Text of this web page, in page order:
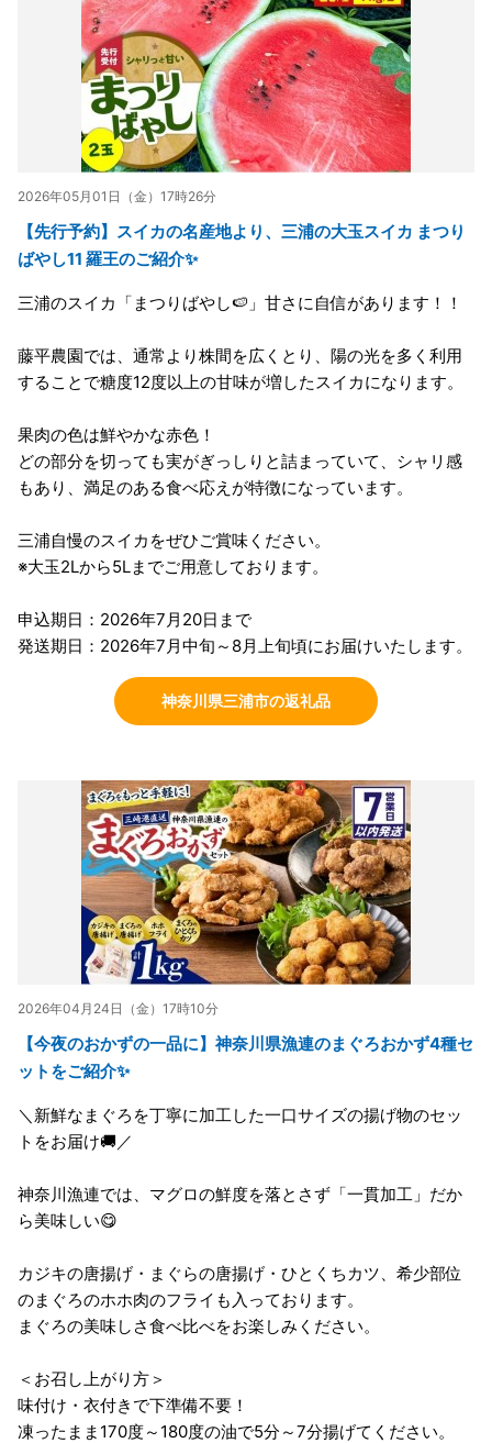
2026年05月01日（金）17時26分
【先行予約】スイカの名産地より、三浦の大玉スイカ まつり
ばやし11 羅王のご紹介✨
三浦のスイカ「まつりばやし🍉」甘さに自信があります！！
藤平農園では、通常より株間を広くとり、陽の光を多く利用
することで糖度12度以上の甘味が増したスイカになります。
果肉の色は鮮やかな赤色！
どの部分を切っても実がぎっしりと詰まっていて、シャリ感
もあり、満足のある食べ応えが特徴になっています。
三浦自慢のスイカをぜひご賞味ください。
※大玉2Lから5Lまでご用意しております。
申込期日：2026年7月20日まで
発送期日：2026年7月中旬～8月上旬頃にお届けいたします。
神奈川県三浦市の返礼品
2026年04月24日（金）17時10分
【今夜のおかずの一品に】神奈川県漁連のまぐろおかず4種セ
ットをご紹介✨
＼新鮮なまぐろを丁寧に加工した一口サイズの揚げ物のセッ
トをお届け🚚／
神奈川漁連では、マグロの鮮度を落とさず「一貫加工」だか
ら美味しい😋
カジキの唐揚げ・まぐらの唐揚げ・ひとくちカツ、希少部位
のまぐろのホホ肉のフライも入っております。
まぐろの美味しさ食べ比べをお楽しみください。
＜お召し上がり方＞
味付け・衣付きで下準備不要！
凍ったまま170度～180度の油で5分～7分揚げてください。